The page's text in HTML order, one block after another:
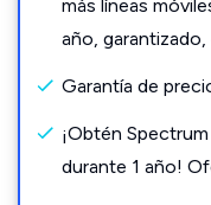
más líneas
año,
Garantía de
¡Obtén
durante 1 año!